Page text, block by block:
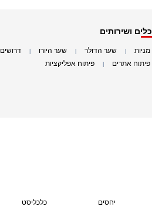
כלים ושירותים
מניות שער הדולר שער היורו דרושים
פיתוח אתרים פיתוח אפליקציות
יחסים
כלכליסט